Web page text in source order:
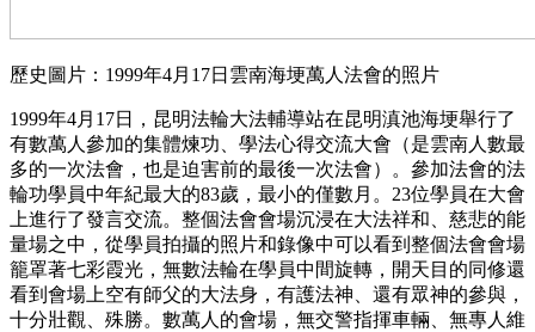
歷史圖片：1999年4月17日雲南海埂萬人法會的照片
1999年4月17日，昆明法輪大法輔導站在昆明滇池海埂舉行了
有數萬人參加的集體煉功、學法心得交流大會（是雲南人數最
多的一次法會，也是迫害前的最後一次法會）。參加法會的法
輪功學員中年紀最大的83歲，最小的僅數月。23位學員在大會
上進行了發言交流。整個法會會場沉浸在大法祥和、慈悲的能
量場之中，從學員拍攝的照片和錄像中可以看到整個法會會場
籠罩著七彩霞光，無數法輪在學員中間旋轉，開天目的同修還
看到會場上空有師父的大法身，有護法神、還有眾神的參與，
十分壯觀、殊勝。數萬人的會場，無交警指揮車輛、無專人維